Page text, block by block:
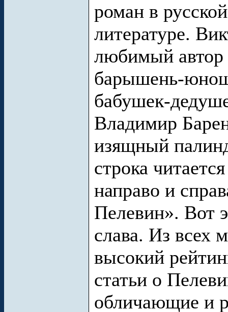
роман в
литературе.
любимый автор
барышень-
бабушек-
Владимир
изящный
строка
направо и
Пелевин». Вот
слава. Из всех
высокий
статьи о
обличающие и